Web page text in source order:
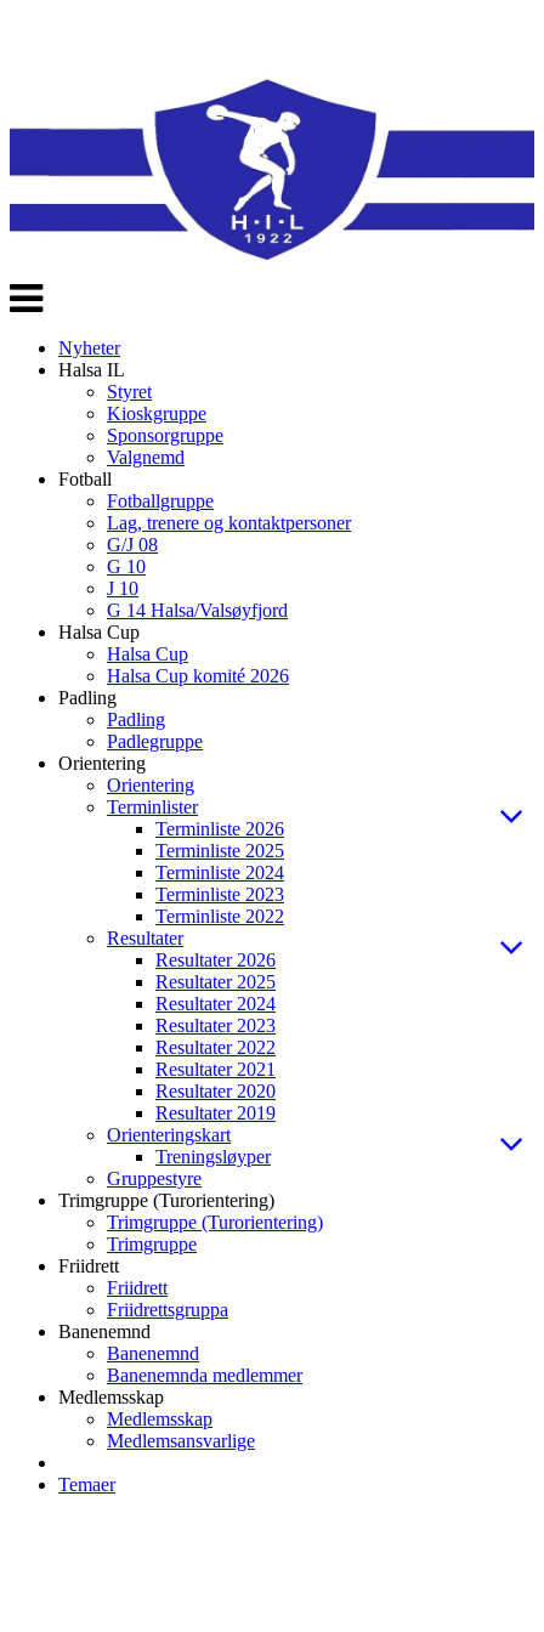
Veksle
navigasjon
Nyheter
Halsa IL
Styret
Kioskgruppe
Sponsorgruppe
Valgnemd
Fotball
Fotballgruppe
Lag, trenere og kontaktpersoner
G/J 08
G 10
J 10
G 14 Halsa/Valsøyfjord
Halsa Cup
Halsa Cup
Halsa Cup komité 2026
Padling
Padling
Padlegruppe
Orientering
Orientering
Terminlister
Terminliste 2026
Terminliste 2025
Terminliste 2024
Terminliste 2023
Terminliste 2022
Resultater
Resultater 2026
Resultater 2025
Resultater 2024
Resultater 2023
Resultater 2022
Resultater 2021
Resultater 2020
Resultater 2019
Orienteringskart
Treningsløyper
Gruppestyre
Trimgruppe (Turorientering)
Trimgruppe (Turorientering)
Trimgruppe
Friidrett
Friidrett
Friidrettsgruppa
Banenemnd
Banenemnd
Banenemnda medlemmer
Medlemsskap
Medlemsskap
Medlemsansvarlige
Temaer